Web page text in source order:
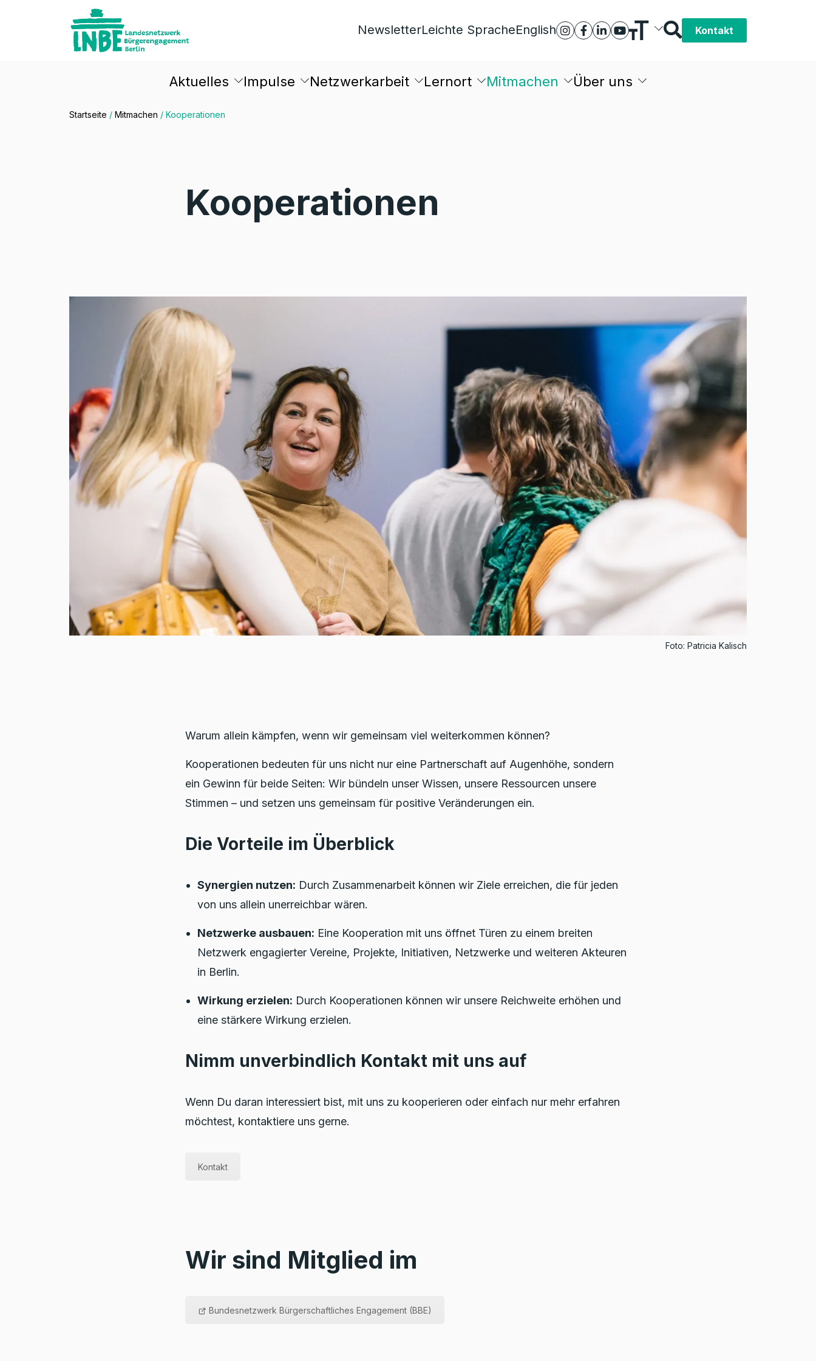
NewsletterLeichte SpracheEnglish Kontakt
Aktuelles Impulse Netzwerkarbeit Lernort Mitmachen Über uns
Startseite / Mitmachen / Kooperationen
Kooperationen
Foto: Patricia Kalisch
Warum allein kämpfen, wenn wir gemeinsam viel weiterkommen können?
Kooperationen bedeuten für uns nicht nur eine Partnerschaft auf Augenhöhe, sondern
ein Gewinn für beide Seiten: Wir bündeln unser Wissen, unsere Ressourcen unsere
Stimmen – und setzen uns gemeinsam für positive Veränderungen ein.
Die Vorteile im Überblick
Synergien nutzen: Durch Zusammenarbeit können wir Ziele erreichen, die für jeden
von uns allein unerreichbar wären.
Netzwerke ausbauen: Eine Kooperation mit uns öffnet Türen zu einem breiten
Netzwerk engagierter Vereine, Projekte, Initiativen, Netzwerke und weiteren Akteuren
in Berlin.
Wirkung erzielen: Durch Kooperationen können wir unsere Reichweite erhöhen und
eine stärkere Wirkung erzielen.
Nimm unverbindlich Kontakt mit uns auf
Wenn Du daran interessiert bist, mit uns zu kooperieren oder einfach nur mehr erfahren
möchtest, kontaktiere uns gerne.
Kontakt
Wir sind Mitglied im
Bundesnetzwerk Bürgerschaftliches Engagement (BBE)